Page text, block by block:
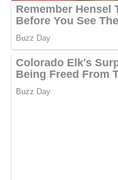
Dann hinterlasse doch
Ende dieser Seite &
Und so wird